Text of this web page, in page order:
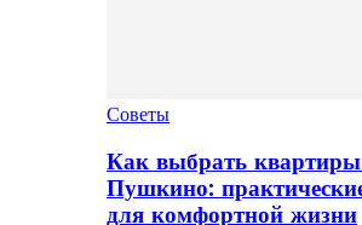
Советы
Как выбрать
Пушкино:
для комфортной жизни